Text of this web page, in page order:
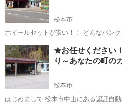
松本市
ホイールセットが安い！！ どんなパン
換！1年間のパンク補償付き！！ ★タイヤのみでも、アルミホイール
セットでもお財布に優しい安心価格♪ ★万が一の時にも安心のパンク
補償付き！ 補...
長野 松本市 車検 タイヤ
★お任せください
り～あなたの町の
松本市
はじめまして 松本市中山にある認証自動